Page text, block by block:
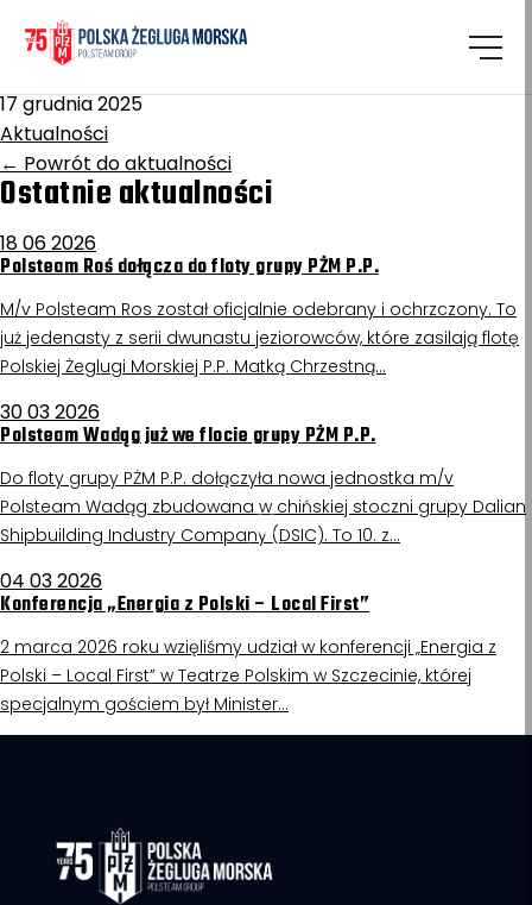
Homepage
Katowice
17 grudnia 2025
Aktualności
← Powrót do aktualności
Ostatnie aktualności
18 06 2026
Polsteam Roś dołącza do floty grupy PŻM P.P.
M/v Polsteam Ros został oficjalnie odebrany i ochrzczony. To
już jedenasty z serii dwunastu jeziorowców, które zasilają flotę
Polskiej Żeglugi Morskiej P.P. Matką Chrzestną…
30 03 2026
Polsteam Wadąg już we flocie grupy PŻM P.P.
Do floty grupy PŻM P.P. dołączyła nowa jednostka m/v
Polsteam Wadąg zbudowana w chińskiej stoczni grupy Dalian
Shipbuilding Industry Company (DSIC). To 10. z…
04 03 2026
Konferencja „Energia z Polski – Local First”
2 marca 2026 roku wzięliśmy udział w konferencji „Energia z
Polski – Local First” w Teatrze Polskim w Szczecinie, której
specjalnym gościem był Minister…